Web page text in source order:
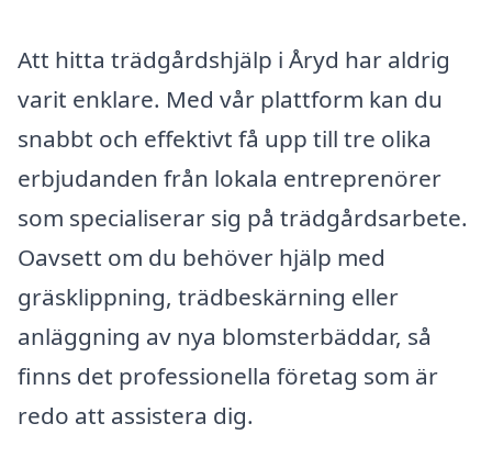
Att hitta trädgårdshjälp i Åryd har aldrig
varit enklare. Med vår plattform kan du
snabbt och effektivt få upp till tre olika
erbjudanden från lokala entreprenörer
som specialiserar sig på trädgårdsarbete.
Oavsett om du behöver hjälp med
gräsklippning, trädbeskärning eller
anläggning av nya blomsterbäddar, så
finns det professionella företag som är
redo att assistera dig.